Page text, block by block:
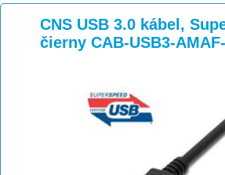
>
CNS USB 3.0 kábel,
čierny CAB-USB3-